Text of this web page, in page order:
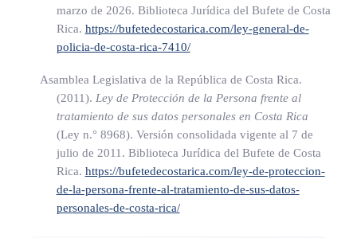
b) Uso: las grabaciones obtenidas mediante el uso de
dispositivos bodycams y dashcams solo podrán utilizarse
procedimientos judiciales o administrativos, revisión
interna y capacitación de oficiales.
Asimismo, las personas víctimas de un presunto abuso
policial podrán solicitar el acceso y la utilización de dichas
grabaciones, de conformidad con la normativa aplicable,
garantizando siempre la protección de datos personales y los
derechos fundamentalesde todas las partes involucradas.
marzo de 2026. Biblioteca Jurídica del Bufete de Costa
Rica. https://bufetedecostarica.com/ley-general-de-
policia-de-costa-rica-7410/
Asamblea Legislativa de la República de Costa Rica.
(2011). Ley de Protección de la Persona frente al
tratamiento de sus datos personales en Costa Rica
(Ley n.° 8968). Versión consolidada vigente al 7 de
julio de 2011. Biblioteca Jurídica del Bufete de Costa
Rica. https://bufetedecostarica.com/ley-de-proteccion-
de-la-persona-frente-al-tratamiento-de-sus-datos-
personales-de-costa-rica/